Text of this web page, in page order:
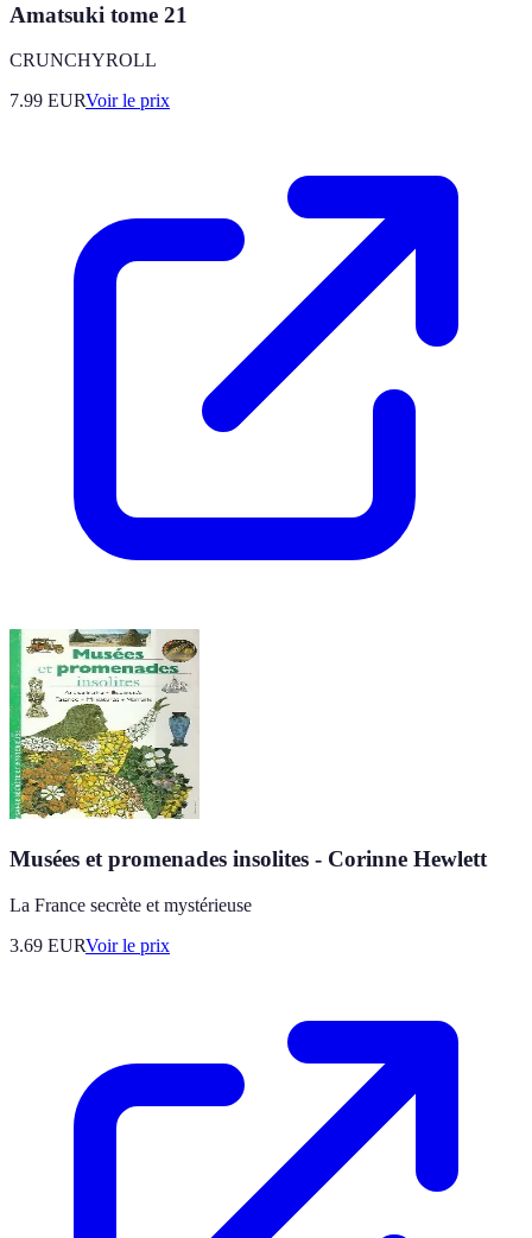
Amatsuki tome 21
CRUNCHYROLL
7.99 EURVoir le prix
Musées et promenades insolites - Corinne Hewlett
La France secrète et mystérieuse
3.69 EURVoir le prix